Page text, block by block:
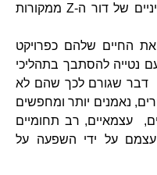
לסיכום, הדימויים המרכזיים האופייניים של דור ה-Z ממקורות
החיים שלהם כפרויקט
נטייה להסתבך בתהליכי
דבר שגורם לכך שהם לא
נאמנים יותר ומחפשים
עצמאיים, רב תחומיים
עצמם על ידי השפעה על